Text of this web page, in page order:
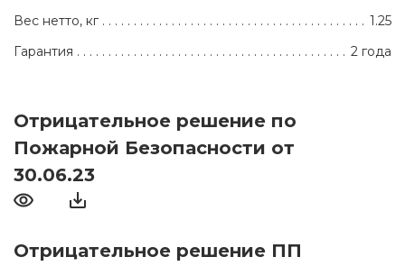
Вес нетто, кг
1.25
Гарантия
2 года
Отрицательное решение по
Пожарной Безопасности от
30.06.23
Отрицательное решение ПП